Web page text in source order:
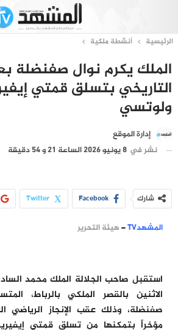
الرئيسية أنشطة ملكية
الملك يكرم نوال صفنضلة
التاريخي بتسلق قمتي
ولوتسي
إدارة الموقع
نشر في 8 يونيو 2026 الساعة 21 و 54 دقيقة
شارك Facebook
Twitter
المشهدTV –هيئة التحرير
استقبل صاحب الجلالة الملك محمد
الاثنين بالقصر الملكي بالرباط،
صفنضلة، وذلك عقب الإنجاز الرياضي
مؤخراً بتمكنها من تسلق قمتي